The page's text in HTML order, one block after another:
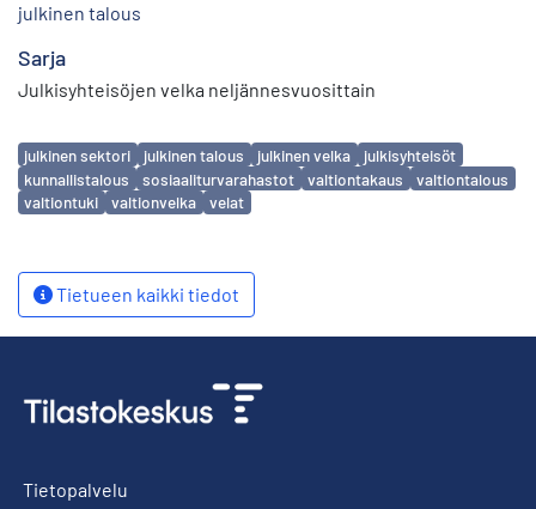
julkinen talous
Sarja
Julkisyhteisöjen velka neljännesvuosittain
Avainsanat
julkinen sektori julkinen talous julkinen velka
julkisyhteisöt
kunnallistalous
sosiaaliturvarahastot valtiontakaus
valtiontalous
valtiontuki
valtionvelka velat
Tietueen kaikki tiedot
Tietopalvelu